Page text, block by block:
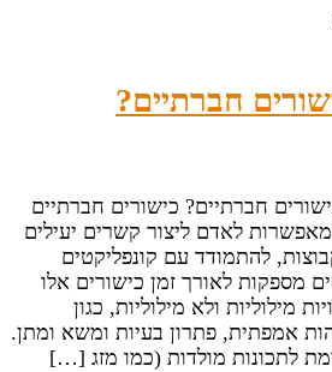
חברתיים?
חברתיים? כישורים חברתיים
לאדם ליצור קשרים יעילים
להתמודד עם קונפליקטים
מספקות לאורך זמן כישורים אלו
מילוליות ולא מילוליות, כגון
אמפתית, פתרון בעיות ומשא ומתן.
לתכונות מולדות (כמו מזג […]